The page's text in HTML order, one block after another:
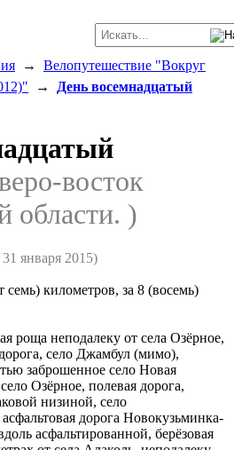
→ Велопутешествие "Вокруг
→ День восемнадцатый
восток
области. )
января 2015)
семь) километров, за 8 (восемь)
роща неподалеку от села Озёрное,
село Джамбул (мимо),
заброшенное село Новая
Озёрное, полевая дорога,
низиной, село
дорога Новокузьминка-
асфальтированной, берёзовая